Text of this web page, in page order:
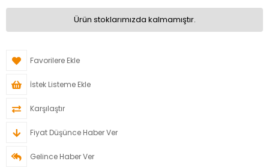
Ürün stoklarımızda kalmamıştır.
Favorilere Ekle
İstek Listeme Ekle
Karşılaştır
Fiyat Düşünce Haber Ver
Gelince Haber Ver